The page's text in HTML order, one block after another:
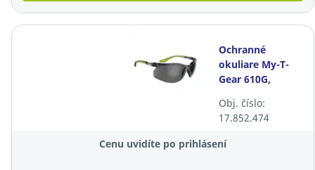
Ochranné
okuliare My-T-
Gear 610G,
Obj. číslo:
17.852.474
Cenu uvidíte po prihlásení